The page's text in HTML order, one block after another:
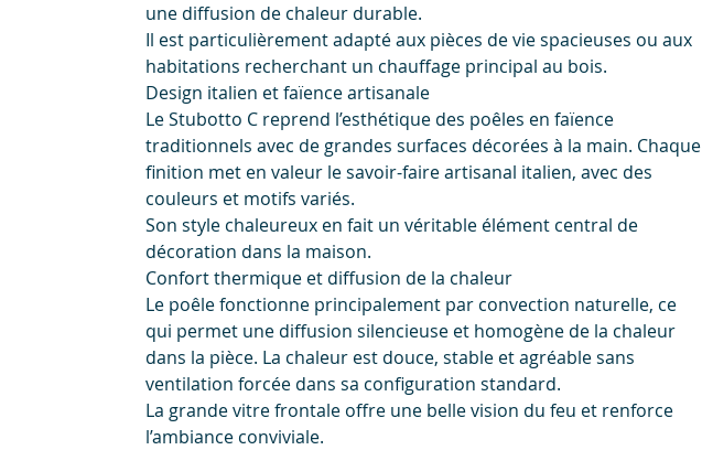
une diffusion de chaleur durable.
Il est particulièrement adapté aux pièces de vie spacieuses ou aux
habitations recherchant un chauffage principal au bois.
Design italien et faïence artisanale
Le Stubotto C reprend l’esthétique des poêles en faïence
traditionnels avec de grandes surfaces décorées à la main. Chaque
finition met en valeur le savoir-faire artisanal italien, avec des
couleurs et motifs variés.
Son style chaleureux en fait un véritable élément central de
décoration dans la maison.
Confort thermique et diffusion de la chaleur
Le poêle fonctionne principalement par convection naturelle, ce
qui permet une diffusion silencieuse et homogène de la chaleur
dans la pièce. La chaleur est douce, stable et agréable sans
ventilation forcée dans sa configuration standard.
La grande vitre frontale offre une belle vision du feu et renforce
l’ambiance conviviale.